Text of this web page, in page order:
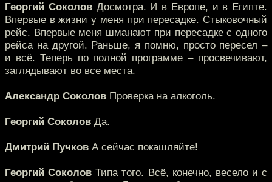
Георгий СоколовДосмотра. И в Европе, и в Египте.
Впервые в жизни у меня при пересадке. Стыковочный
рейс. Впервые меня шманают при пересадке с одного
рейса на другой. Раньше, я помню, просто пересел –
и всё. Теперь по полной программе – просвечивают,
заглядывают во все места.
Александр Соколов Проверка на алкоголь.
Георгий Соколов Да.
Дмитрий Пучков А сейчас покашляйте!
Георгий Соколов Типа того. Всё, конечно, весело и с